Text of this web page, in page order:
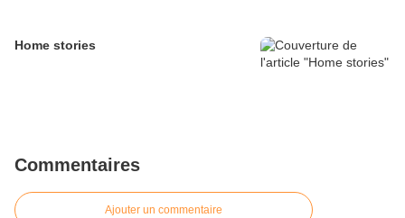
Home stories
Commentaires
Ajouter un commentaire